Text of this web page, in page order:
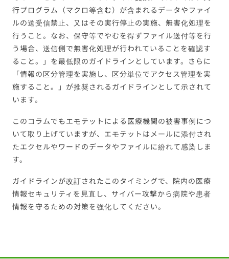
行プログラム（マクロ等含む）が含まれるデータやファイ
ルの送受信禁止、又はその実行停止の実施、無害化処理を
行うこと。なお、保守等でやむを得ずファイル送付等を行
う場合、送信側で無害化処理が行われていることを確認す
ること。」を最低限のガイドラインとしています。さらに
「情報の区分管理を実施し、区分単位でアクセス管理を実
施すること。」が推奨されるガイドラインとして示されて
います。
このコラムでもエモテットによる医療機関の被害事例につ
いて取り上げていますが、エモテットはメールに添付され
たエクセルやワードのデータやファイルに紛れて感染しま
す。
ガイドラインが改訂されたこのタイミングで、院内の医療
情報セキュリティを見直し、サイバー攻撃から病院や患者
情報を守るための対策を強化してください。